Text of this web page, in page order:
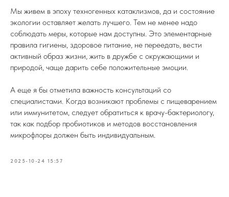
Мы живем в эпоху техногенных катаклизмов, да и состояние
экологии оставляет желать лучшего. Тем не менее надо
соблюдать меры, которые нам доступны. Это элементарные
правила гигиены, здоровое питание, не переедать, вести
активный образ жизни, жить в дружбе с окружающими и
природой, чаще дарить себе положительные эмоции.
А еще я бы отметила важность консультаций со
специалистами. Когда возникают проблемы с пищеварением
или иммунитетом, следует обратиться к врачу-бактериологу,
так как подбор пробиотиков и методов восстановления
микрофлоры должен быть индивидуальным.
2025-10-24 15:57